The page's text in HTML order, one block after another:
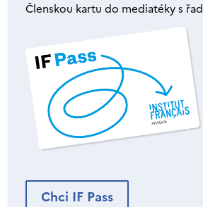
Členskou kartu do mediatéky s
Chci IF Pass